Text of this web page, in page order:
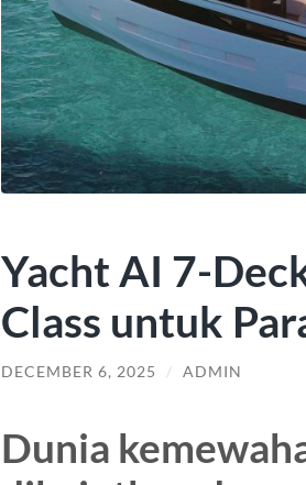
Yacht AI 7-
Class untuk
DECEMBER 6, 2025 / ADMIN
Dunia